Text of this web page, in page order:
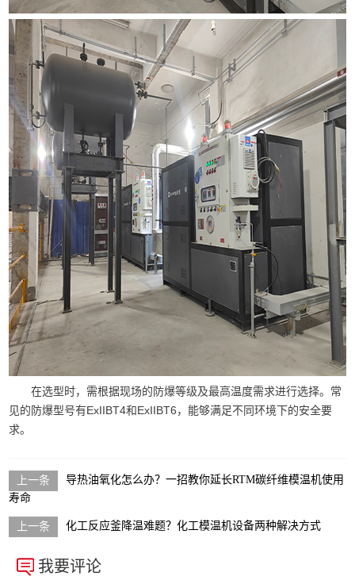
在选型时，需根据现场的防爆等级及最高温度需求进行选择。常
见的防爆型号有ExIIBT4和ExIIBT6，能够满足不同环境下的安全要
求。
导热油氧化怎么办？一招教你延长RTM碳纤维模温机使用
寿命
化工反应釜降温难题？化工模温机设备两种解决方式
我要评论